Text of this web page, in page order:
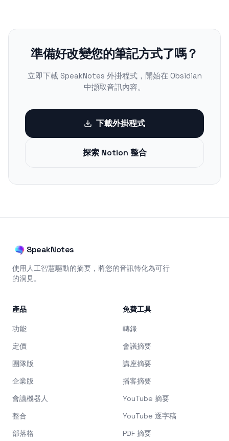
準備好改變您的筆記方式了嗎？
立即下載 SpeakNotes 外掛程式，開始在 Obsidian
中擷取音訊內容。
下載外掛程式
探索 Notion 整合
SpeakNotes
使用人工智慧驅動的摘要，將您的音訊轉化為可行
的洞見。
產品
功能
定價
團隊版
企業版
會議機器人
整合
部落格
免費工具
轉錄
會議摘要
講座摘要
播客摘要
YouTube 摘要
YouTube 逐字稿
PDF 摘要